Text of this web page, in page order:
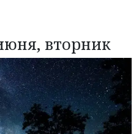
вторник